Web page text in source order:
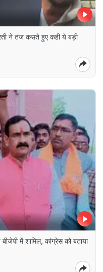
ने तंज कसते हुए कही ये बड़ी
में शामिल, कांग्रेस को बताया